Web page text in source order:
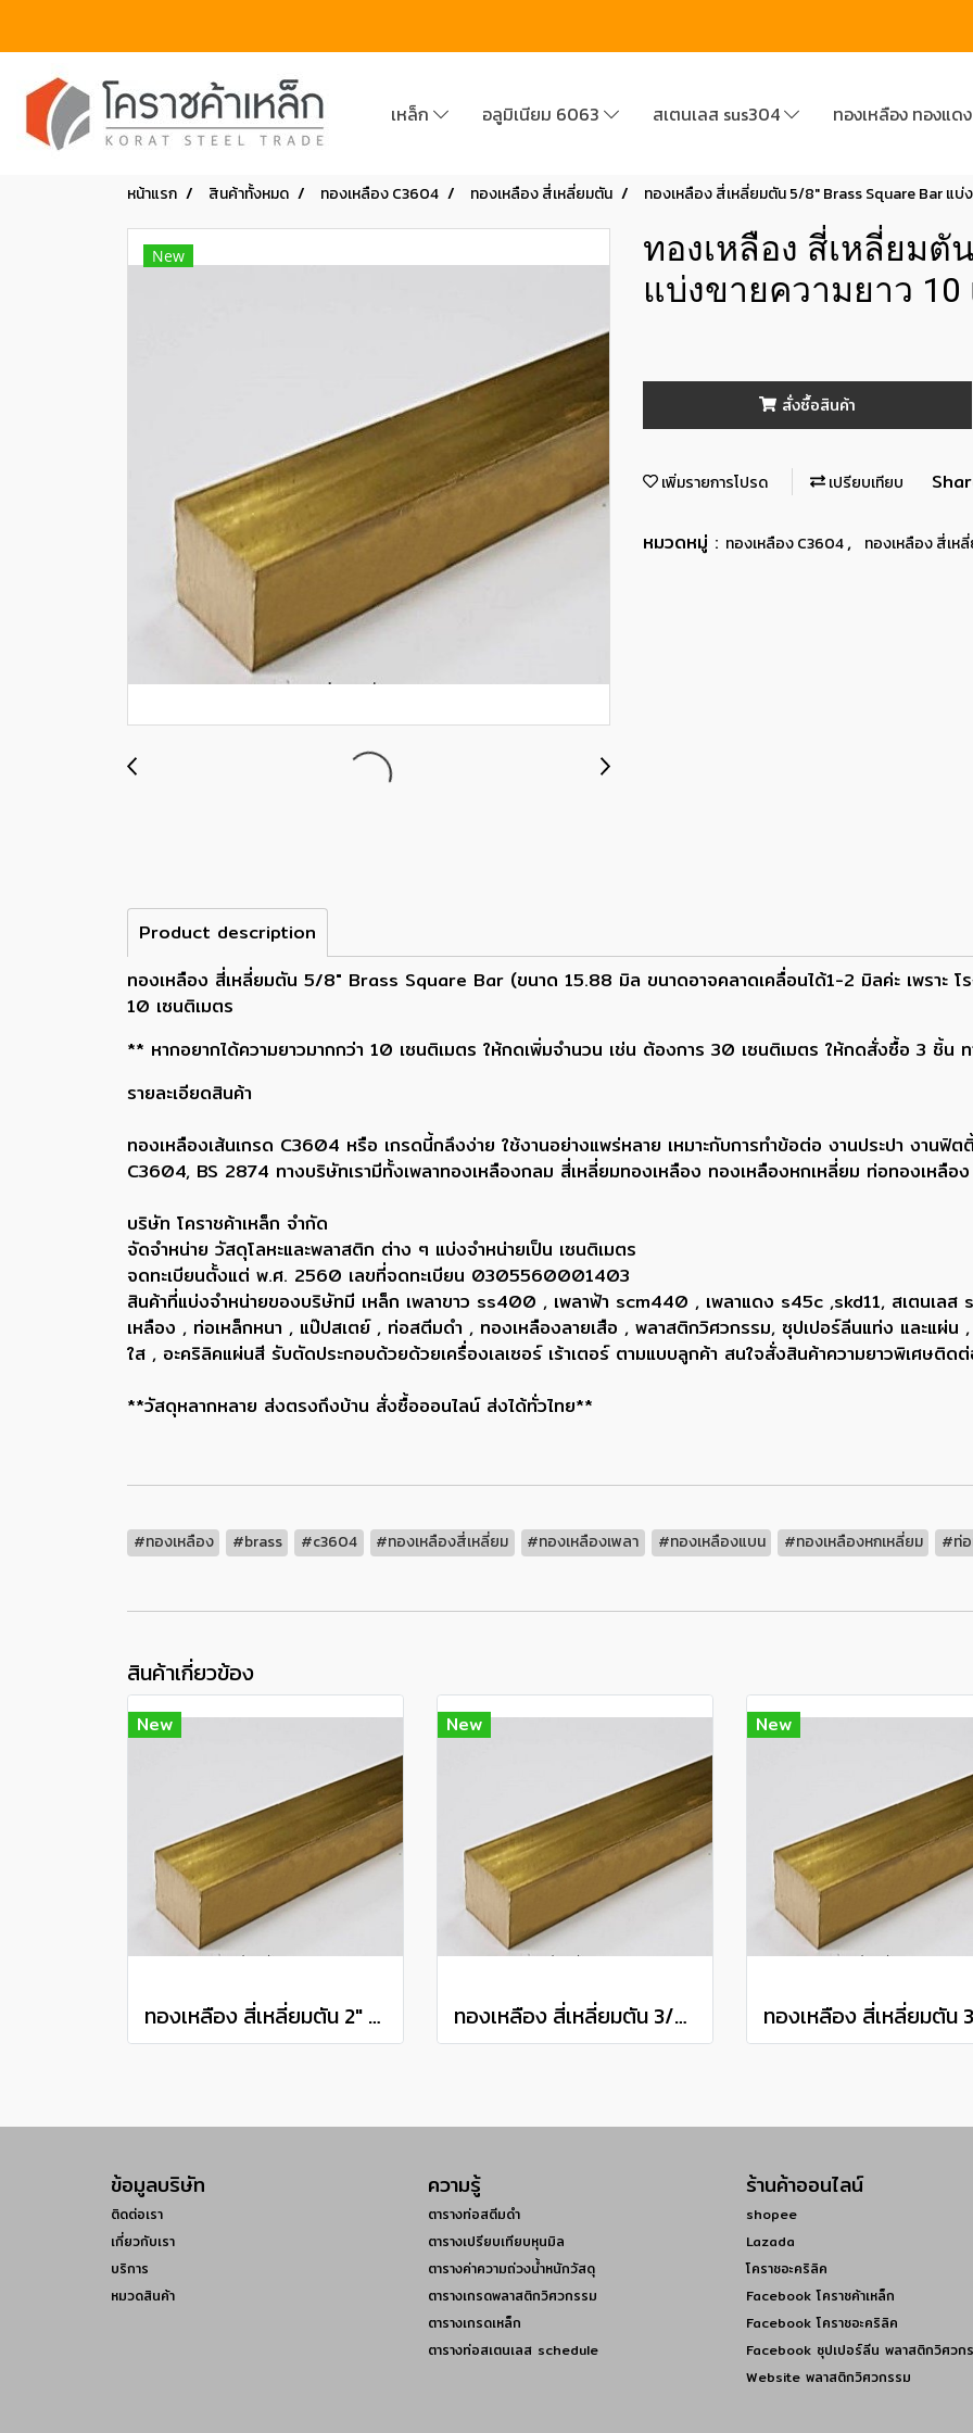
เหล็ก อลูมิเนียม 6063 สเตนเลส sus304 ทองเหลือง ทองแดง
หน้าแรก สินค้าทั้งหมด ทองเหลือง C3604 ทองเหลือง สี่เหลี่ยมตัน ทองเหลือง สี่เหลี่ยมตัน 5/8" Brass Square Bar แบ่ง
New
ทองเหลือง สี่เหลี่ยมตั
แบ่งขายความยาว 10
สั่งซื้อสินค้า
เพิ่มรายการโปรด เปรียบเทียบ
หมวดหมู่ : ทองเหลือง C3604, ทองเหลือง สี่เห
Product description
ทองเหลือง สี่เหลี่ยมตัน 5/8" Brass Square Bar (ขนาด 15.88 มิล ขนาดอาจคลาดเคลื่อนได้1-2 มิลค่ะ เพราะ โร
10 เซนติเมตร
** หากอยากได้ความยาวมากกว่า 10 เซนติเมตร ให้กดเพิ่มจำนวน เช่น ต้องการ 30 เซนติเมตร ให้กดสั่งซื้อ 3 ชิ้น
รายละเอียดสินค้า
ทองเหลืองเส้นเกรด C3604 หรือ เกรดนี้กลึงง่าย ใช้งานอย่างแพร่หลาย เหมาะกับการทำข้อต่อ งานประปา งานฟิต
C3604, BS 2874 ทางบริษัทเรามีทั้งเพลาทองเหลืองกลม สี่เหลี่ยมทองเหลือง ทองเหลืองหกเหลี่ยม ท่อทองเหลือ
บริษัท โคราชค้าเหล็ก จำกัด
จัดจำหน่าย วัสดุโลหะและพลาสติก ต่าง ๆ แบ่งจำหน่ายเป็น เซนติเมตร
จดทะเบียนตั้งแต่ พ.ศ. 2560 เลขที่จดทะเบียน 0305560001403
สินค้าที่แบ่งจำหน่ายของบริษัทมี เหล็ก เพลาขาว ss400 , เพลาฟ้า scm440 , เพลาแดง s45c ,skd11, สเตนเ
เหลือง , ท่อเหล็กหนา , แป๊ปสเตย์ , ท่อสตีมดำ , ทองเหลืองลายเสือ , พลาสติกวิศวกรรม, ซุปเปอร์ลีนแท่ง และแผ่น
ใส , อะคริลิคแผ่นสี รับตัดประกอบด้วยด้วยเครื่องเลเซอร์ เร้าเตอร์ ตามแบบลูกค้า สนใจสั่งสินค้าความยาวพิเศ
**วัสดุหลากหลาย ส่งตรงถึงบ้าน สั่งซื้อออนไลน์ ส่งได้ทั่วไทย**
#ทองเหลือง #brass #c3604 #ทองเหลืองสี่เหลี่ยม #ทองเหลืองเพลา #ทองเหลืองแบน #ทองเหลืองหกเหลี่ยม #ท่
สินค้าเกี่ยวข้อง
New
ทองเหลือง สี่เหลี่ยมตัน 2" Brass Square Bar แบ่งขายความยาว 10 เซนติเมตร
New
ทองเหลือง สี่เหลี่ยมตัน 3/4" Brass Square Bar แบ่งขายความยาว 10 เซนติเมตร
New
ข้อมูลบริษัท
ติดต่อเรา
เกี่ยวกับเรา
บริการ
หมวดสินค้า
ความรู้
ตารางท่อสตีมดำ
ตารางเปรียบเทียบหุนมิล
ตารางค่าความถ่วงน้ำหนักวัสดุ
ตารางเกรดพลาสติกวิศวกรรม
ตารางเกรดเหล็ก
ตารางท่อสเตนเลส schedule
ร้านค้าออนไลน์
shopee
Lazada
โคราชอะคริลิค
Facebook โคราชค้าเหล็ก
Facebook โคราชอะคริลิค
Facebook ซุปเปอร์ลีน พลาสติกวิศวก
Website พลาสติกวิศวกรรม